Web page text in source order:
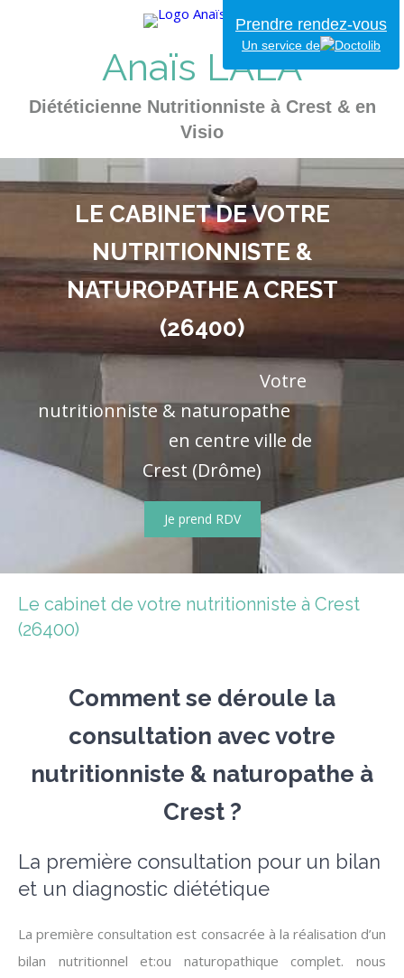
Anaïs LALA
Diététicienne Nutritionniste à Crest & en
Visio
LE CABINET DE VOTRE
NUTRITIONNISTE &
NATUROPATHE A CREST
(26400)
Votre
nutritionniste & naturopathe
en centre ville de
Crest (Drôme)
Je prend RDV
Le cabinet de votre nutritionniste à Crest
(26400)
Comment se déroule la
consultation avec votre
nutritionniste & naturopathe à
Crest ?
La première consultation pour un bilan
et un diagnostic diététique
La première consultation est consacrée à la réalisation d’un
bilan nutritionnel et:ou naturopathique complet. nous
Prendre rendez-vous
Un service de